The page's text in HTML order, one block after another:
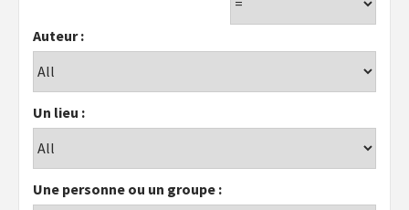
Auteur :
Un lieu :
Une personne ou un groupe :